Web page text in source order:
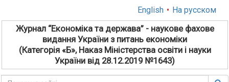
English • На русском
Журнал “Економіка та держава” - наукове фахове
видання України з питань економіки
(Категорія «Б», Наказ Міністерства освіти і науки
України від 28.12.2019 №1643)